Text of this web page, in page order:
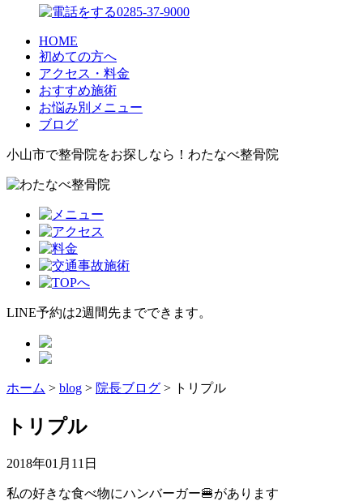
HOME
初めての方へ
アクセス・料金
おすすめ施術
お悩み別メニュー
ブログ
小山市で整骨院をお探しなら！わたなべ整骨院
LINE予約は2週間先までできます。
ホーム > blog > 院長ブログ > トリプル
トリプル
2018年01月11日
私の好きな食べ物にハンバーガー🍔があります